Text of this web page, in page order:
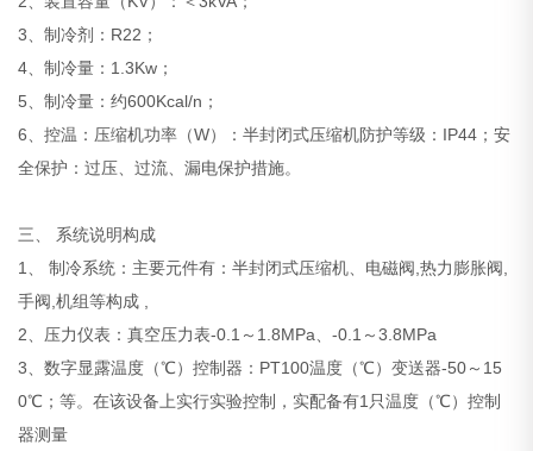
3、制冷剂：R22；
4、制冷量：1.3Kw；
5、制冷量：约600Kcal/n；
6、控温：压缩机功率（W）：半封闭式压缩机防护等级：IP44；安
全保护：过压、过流、漏电保护措施。
三、 系统说明构成
1、 制冷系统：主要元件有：半封闭式压缩机、电磁阀,热力膨胀阀,
手阀,机组等构成 ,
2、压力仪表：真空压力表-0.1～1.8MPa、-0.1～3.8MPa
3、数字显露温度（℃）控制器：PT100温度（℃）变送器-50～15
0℃；等。在该设备上实行实验控制，实配备有1只温度（℃）控制
器测量